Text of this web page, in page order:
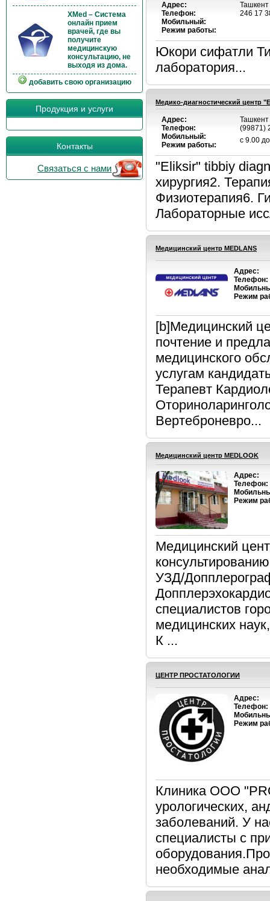
XMed – Система
онлайн прием
врачей, где вы
получите
медицинскую
консультацию, не
выходя из дома.
добавить свою организацию
Продукция и услуги
Контакты
Связаться с нами
Адрес:
Телефон:
Мобильный:
Режим работы:
246 17
Юкори сифатли
лаборатория...
Медико-диагностический центр
Адрес:
Телефон:
Мобильный:
Режим работы:
(99871)
с 9.00
"Eliksir" tibbiy
хирургия2.
Физиотерапия6.
Лабораторные
Медицинский центр MEDLANS
Адрес:
Телефон:
Режим
[b]Медицинский
почтение и
медицинского
услугам
Терапевт
Вертеброневро...
Медицинский центр MEDLOOK
Адрес:
Телефон:
Режим
Медицинский
УЗД/
специалистов
медицинских
К ...
ЦЕНТР ПРОСТАТОЛОГИИ
Адрес:
Телефон:
Режим
Клиника ООО
урологических,
заболеваний. У
специалисты с
необходимые